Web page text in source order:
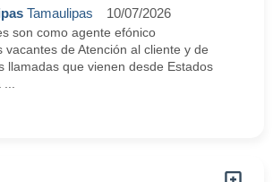
Tamaulipas 10/07/2026
son como agente efónico
vacantes de Atención al cliente y de
llamadas que vienen desde Estados